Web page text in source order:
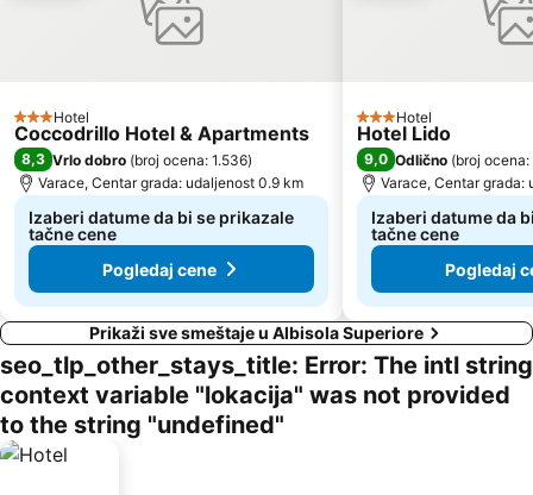
3 Zvezdice
Hotel
Coccodrillo Hotel & Apartments
8,3 Vrlo dobro (broj ocena: 1.536)
Varace, Centar grada: udaljenost 0.9 km
Izaberi datume da bi se prikazale
tačne cene
Pogledaj cene
3 Zvezdice
Hotel
Hotel Lido
9,0 Odlično (broj
Varace, Centar grada:
Izaberi datume da
tačne cene
Pogledaj
Prikaži sve smeštaje u Albisola Superiore
seo_tlp_other_stays_title: Error: The intl string
context variable "lokacija" was not provided
to the string "undefined"